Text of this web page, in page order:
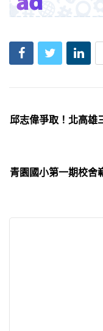
邱志偉爭取！北高雄
青園國小第一期校